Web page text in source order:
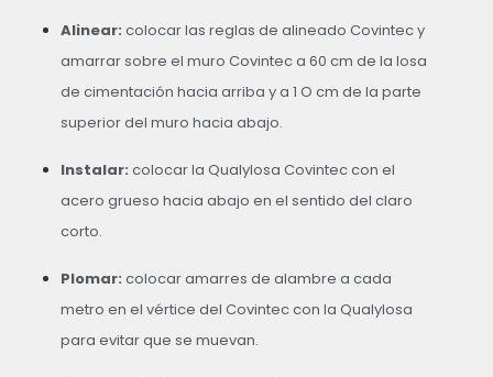
Alinear: colocar las reglas de alineado Covintec y
amarrar sobre el muro Covintec a 60 cm de la losa
de cimentación hacia arriba y a 1 O cm de la parte
superior del muro hacia abajo.
Instalar: colocar la Qualylosa Covintec con el
acero grueso hacia abajo en el sentido del claro
corto.
Plomar: colocar amarres de alambre a cada
metro en el vértice del Covintec con la Qualylosa
para evitar que se muevan.